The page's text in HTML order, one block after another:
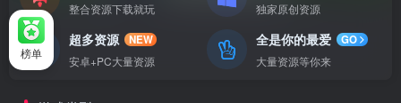
整合资源下载就玩 独家原创资源
超多资源
NEW
安卓+PC大量资源
全是你的最爱
GO
大量资源等你来
榜单